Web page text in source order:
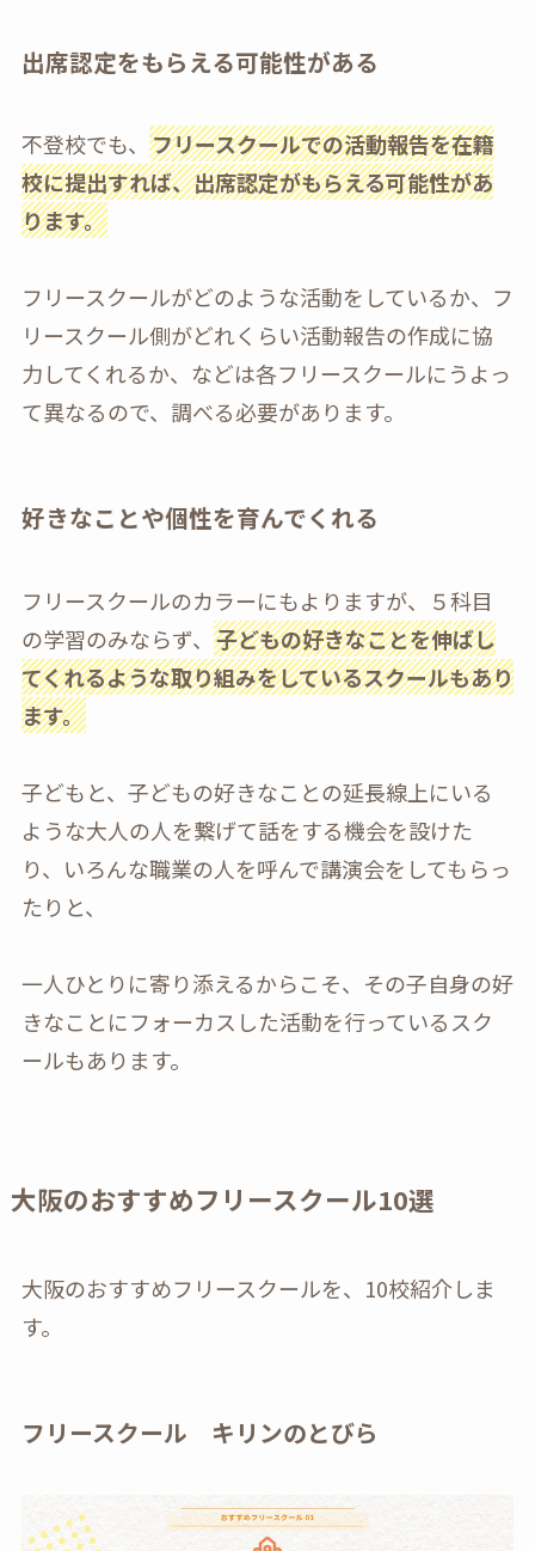
出席認定をもらえる可能性がある
不登校でも、 フリースクールでの活動報告を在籍
校に提出すれば、出席認定がもらえる可能性があ
ります。
フリースクールがどのような活動をしているか、フ
リースクール側がどれくらい活動報告の作成に協
力してくれるか、などは各フリースクールにうよっ
て異なるので、調べる必要があります。
好きなことや個性を育んでくれる
フリースクールのカラーにもよりますが、５科目
の学習のみならず、 子どもの好きなことを伸ばし
てくれるような取り組みをしているスクールもあり
ます。
子どもと、子どもの好きなことの延長線上にいる
ような大人の人を繋げて話をする機会を設けた
り、いろんな職業の人を呼んで講演会をしてもらっ
たりと、
一人ひとりに寄り添えるからこそ、その子自身の好
きなことにフォーカスした活動を行っているスク
ールもあります。
大阪のおすすめフリースクール10選
大阪のおすすめフリースクールを、10校紹介しま
す。
フリースクール キリンのとびら